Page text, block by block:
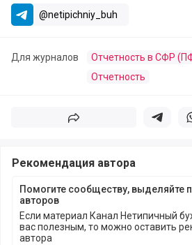
@netipichniy_buh
Для журналов
Отчетность в СФР
Отчетность
Поделиться
Рекомендация автора
Помогите сообществу, выделяйте
авторов
Если материал Канал Нетипичный
вас полезным, то можно оставить
автора